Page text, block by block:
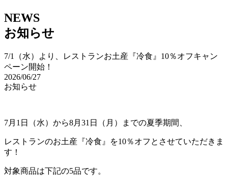
NEWS
お知らせ
7/1（水）より、レストランお土産『冷食』10％オフキャン
ペーン開始！
2026/06/27
お知らせ
7月1日（水）から8月31日（月）までの夏季期間、
レストランのお土産『冷食』を10％オフとさせていただきま
す！
対象商品は下記の5品です。